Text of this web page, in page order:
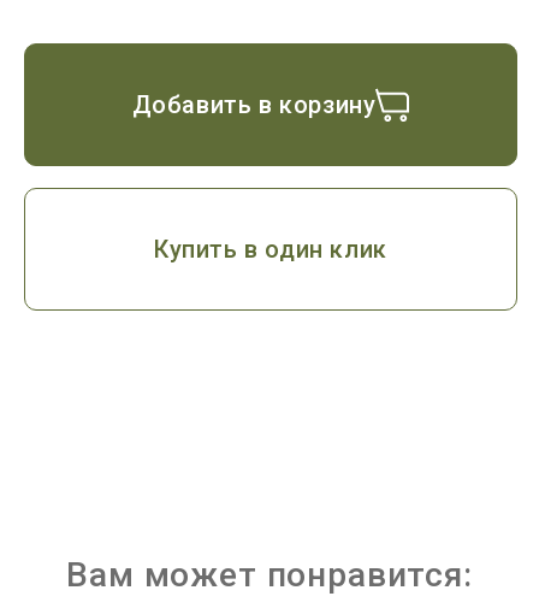
Добавить в корзину
Купить в один клик
Вам может понравится: